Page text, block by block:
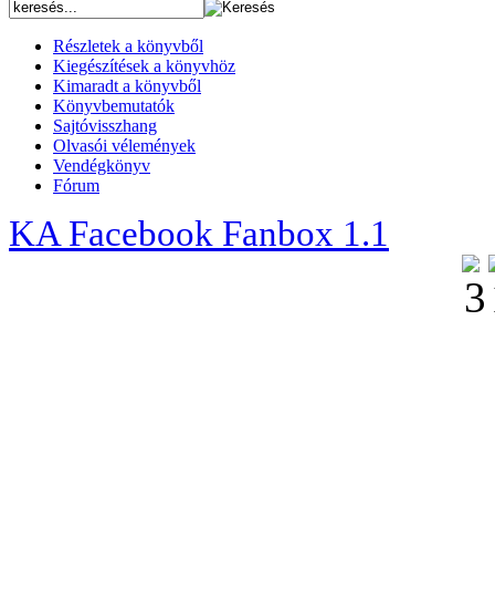
Részletek a könyvből
Kiegészítések a könyvhöz
Kimaradt a könyvből
Könyvbemutatók
Sajtóvisszhang
Olvasói vélemények
Vendégkönyv
Fórum
KA Facebook Fanbox 1.1